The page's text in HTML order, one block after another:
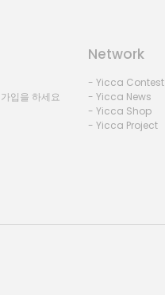
입을 하세요
Network
- Yicca Contest
- Yicca News
- Yicca Shop
- Yicca Project